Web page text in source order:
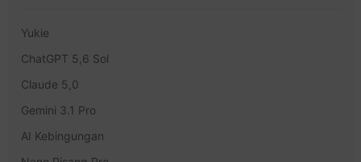
Yukie
ChatGPT 5,6 Sol
Claude 5,0
Gemini 3.1 Pro
AI Kebingungan